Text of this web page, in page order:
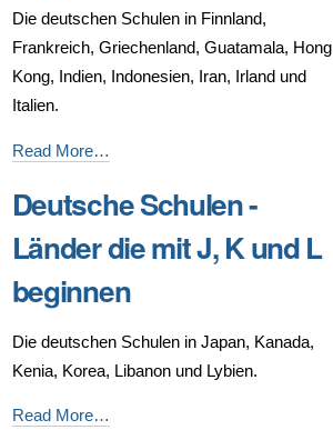
D
und
E
beginnen
-
Die deutschen Schulen in Finnland,
Frankreich, Griechenland, Guatamala, Hong
Kong, Indien, Indonesien, Iran, Irland und
Italien.
Deutsche
Länder
die
mit
G,
H
und
Read More…
Deutsche Schulen -
Länder die mit J, K und L
beginnen
Die deutschen Schulen in Japan, Kanada,
Kenia, Korea, Libanon und Lybien.
Deutsche
Read More…